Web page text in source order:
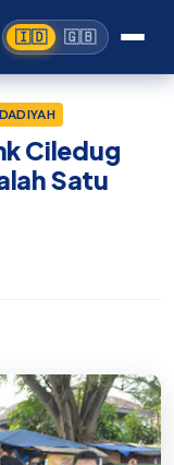
🇮🇩 🇬🇧
Ciledug
Satu